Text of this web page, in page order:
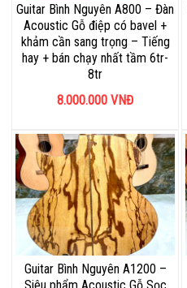
Guitar Bình Nguyên A800 – Đàn
Acoustic Gỗ điệp có bavel +
khảm cần sang trọng – Tiếng
hay + bán chạy nhất tầm 6tr-
8tr
8.000.000 VNĐ
Guitar Bình Nguyên A1200 –
Siêu phẩm Acoustic Gỗ Sọc